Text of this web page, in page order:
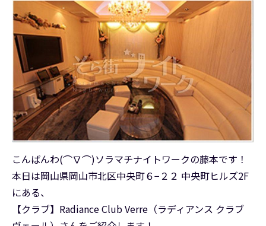
こんばんわ(⌒∇⌒)ソラマチナイトワークの藤本です！
本日は岡山県岡山市北区中央町６−２２ 中央町ヒルズ2F
にある、
【クラブ】Radiance Club Verre（ラディアンス クラブ